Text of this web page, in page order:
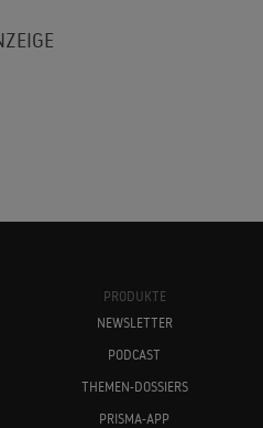
PRODUKTE
NEWSLETTER
PODCAST
THEMEN-DOSSIERS
PRISMA-APP